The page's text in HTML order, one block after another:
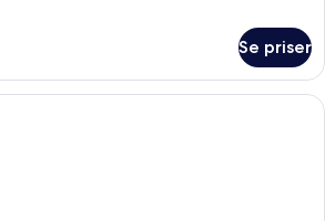
Se priser
Sengetøy av topp kvalitet, minibar